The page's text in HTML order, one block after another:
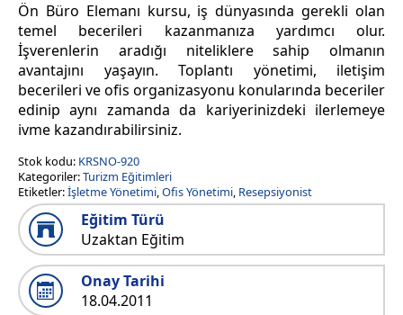
Ön Büro Elemanı kursu, iş dünyasında gerekli olan
temel becerileri kazanmanıza yardımcı olur.
İşverenlerin aradığı niteliklere sahip olmanın
avantajını yaşayın. Toplantı yönetimi, iletişim
becerileri ve ofis organizasyonu konularında beceriler
edinip aynı zamanda da kariyerinizdeki ilerlemeye
ivme kazandırabilirsiniz.
Stok kodu: KRSNO-920
Kategoriler:Turizm Eğitimleri
Etiketler:İşletme Yönetimi,Ofis Yönetimi, Resepsiyonist
Eğitim Türü
Uzaktan Eğitim
Onay Tarihi
18.04.2011